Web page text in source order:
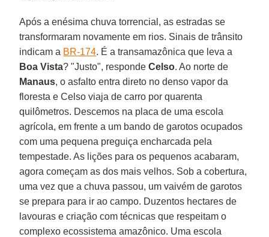
Após a enésima chuva torrencial, as estradas se
transformaram novamente em rios. Sinais de trânsito
indicam a BR-174. É a transamazônica que leva a
Boa Vista? "Justo", respondeCelso. Ao norte de
Manaus, o asfalto entra direto no denso vapor da
floresta e Celso viaja de carro por quarenta
quilômetros. Descemos na placa de uma escola
agrícola, em frente a um bando de garotos ocupados
com uma pequena preguiça encharcada pela
tempestade. As lições para os pequenos acabaram,
agora começam as dos mais velhos. Sob a cobertura,
uma vez que a chuva passou, um vaivém de garotos
se prepara para ir ao campo. Duzentos hectares de
lavouras e criação com técnicas que respeitam o
complexo ecossistema amazônico. Uma escola